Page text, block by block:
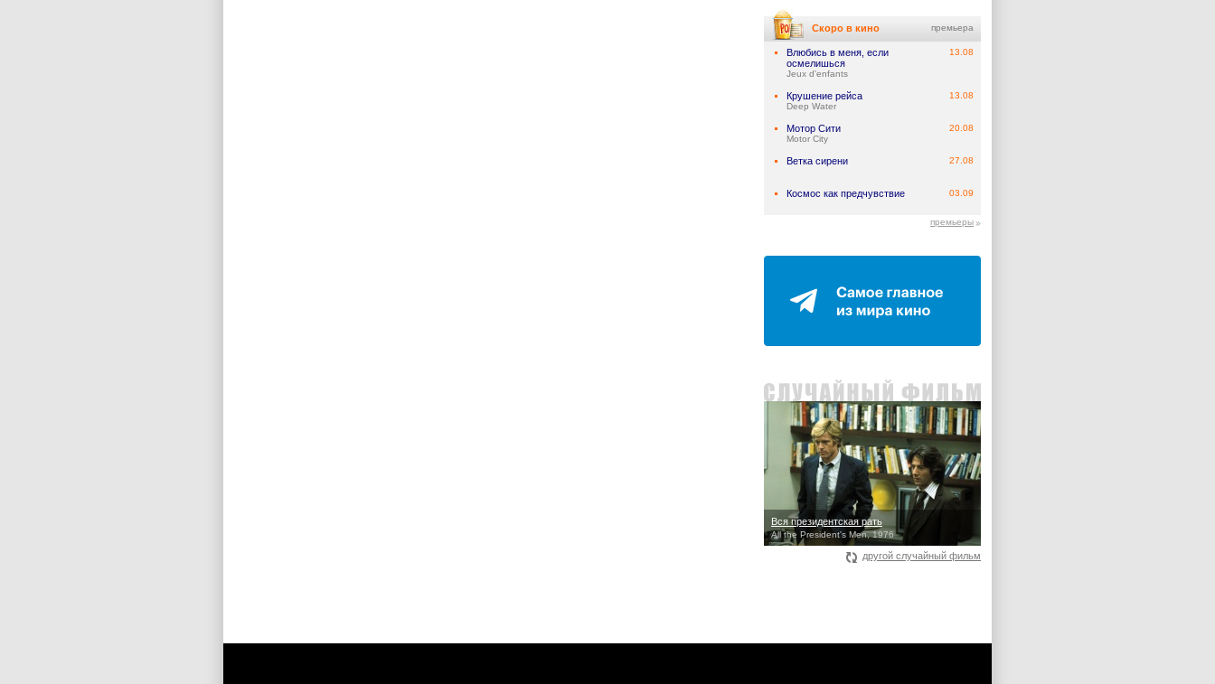
Скоро в кино премьера
Влюбись в меня, если
осмелишься
Jeux d'enfants
13.08
Крушение рейса
Deep Water
13.08
Мотор Сити
Motor City
20.08
Ветка сирени 27.08
Космос как предчувствие 03.09
премьеры
Вся президентская рать
All the President's Men, 1976
другой случайный фильм